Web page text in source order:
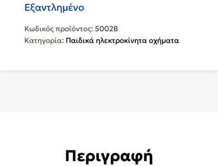
Εξαντλημένο
Κωδικός προϊόντος: 5002B
Κατηγορία: Παιδικά ηλεκτροκίνητα οχήματα
Περιγραφή